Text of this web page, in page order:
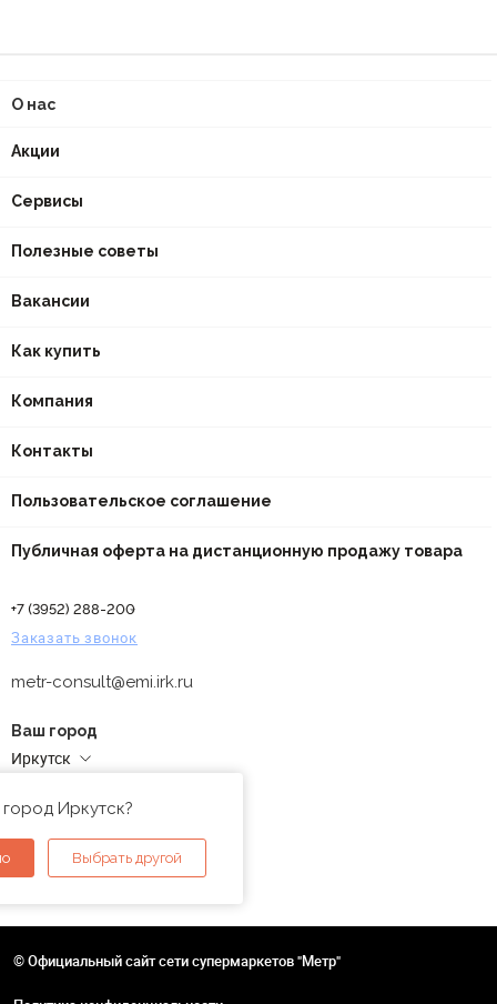
О нас
Акции
Сервисы
Полезные советы
Вакансии
Как купить
Компания
Контакты
Пользовательское соглашение
Публичная оферта на дистанционную продажу товара
+7 (3952) 288-200
Заказать звонок
metr-consult@emi.irk.ru
Ваш город
Иркутск
Иркутск?
Выбрать другой
© Официальный сайт сети супермаркетов "Метр"